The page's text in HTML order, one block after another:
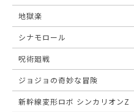
地獄楽
シナモロール
呪術廻戦
ジョジョの奇妙な冒険
新幹線変形ロボ シンカリオンZ